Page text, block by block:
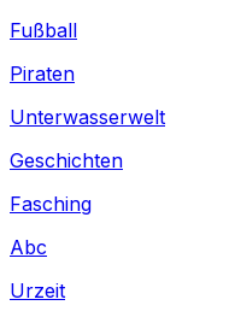
Fußball
Piraten
Unterwasserwelt
Geschichten
Fasching
Abc
Urzeit